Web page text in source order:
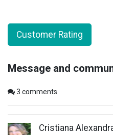
Customer Rating
Message and
3 comments
Cristiana